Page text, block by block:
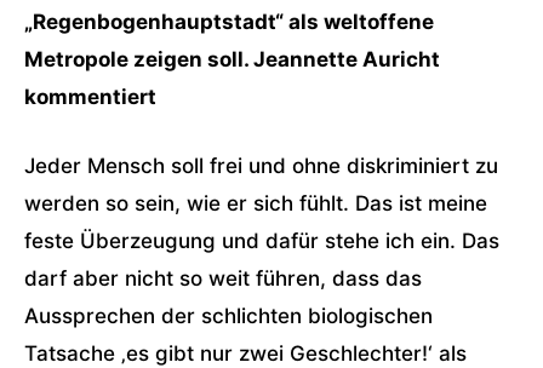
„Regenbogenhauptstadt“ als weltoffene
Metropole zeigen soll. Jeannette Auricht
kommentiert
Jeder Mensch soll frei und ohne diskriminiert zu
werden so sein, wie er sich fühlt. Das ist meine
feste Überzeugung und dafür stehe ich ein. Das
darf aber nicht so weit führen, dass das
Aussprechen der schlichten biologischen
Tatsache ‚es gibt nur zwei Geschlechter!‘ als